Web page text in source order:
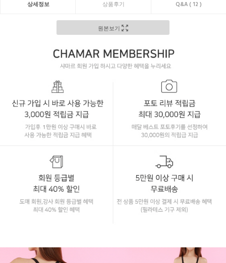
상세정보 상품후기 Q&A ( 12 )
원본보기